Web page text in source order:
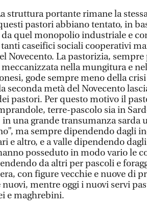
struttura portante rimane la
pastori abbiano tentato, in
quel monopolio industriale e
caseifici sociali cooperativi
Novecento. La pastorizia,
nella mungitura e
gode sempre meno della
seconda metà del Novecento
pastori. Per questo motivo il
terre-pascolo sia in
una grande transumanza sarda
ma sempre dipendendo dagli
e altro, e a valle dipendendo
posseduto in modo vario le
da altri per pascoli e
con figure vecchie e nuove di
mentre oggi i nuovi servi
e maghrebini.